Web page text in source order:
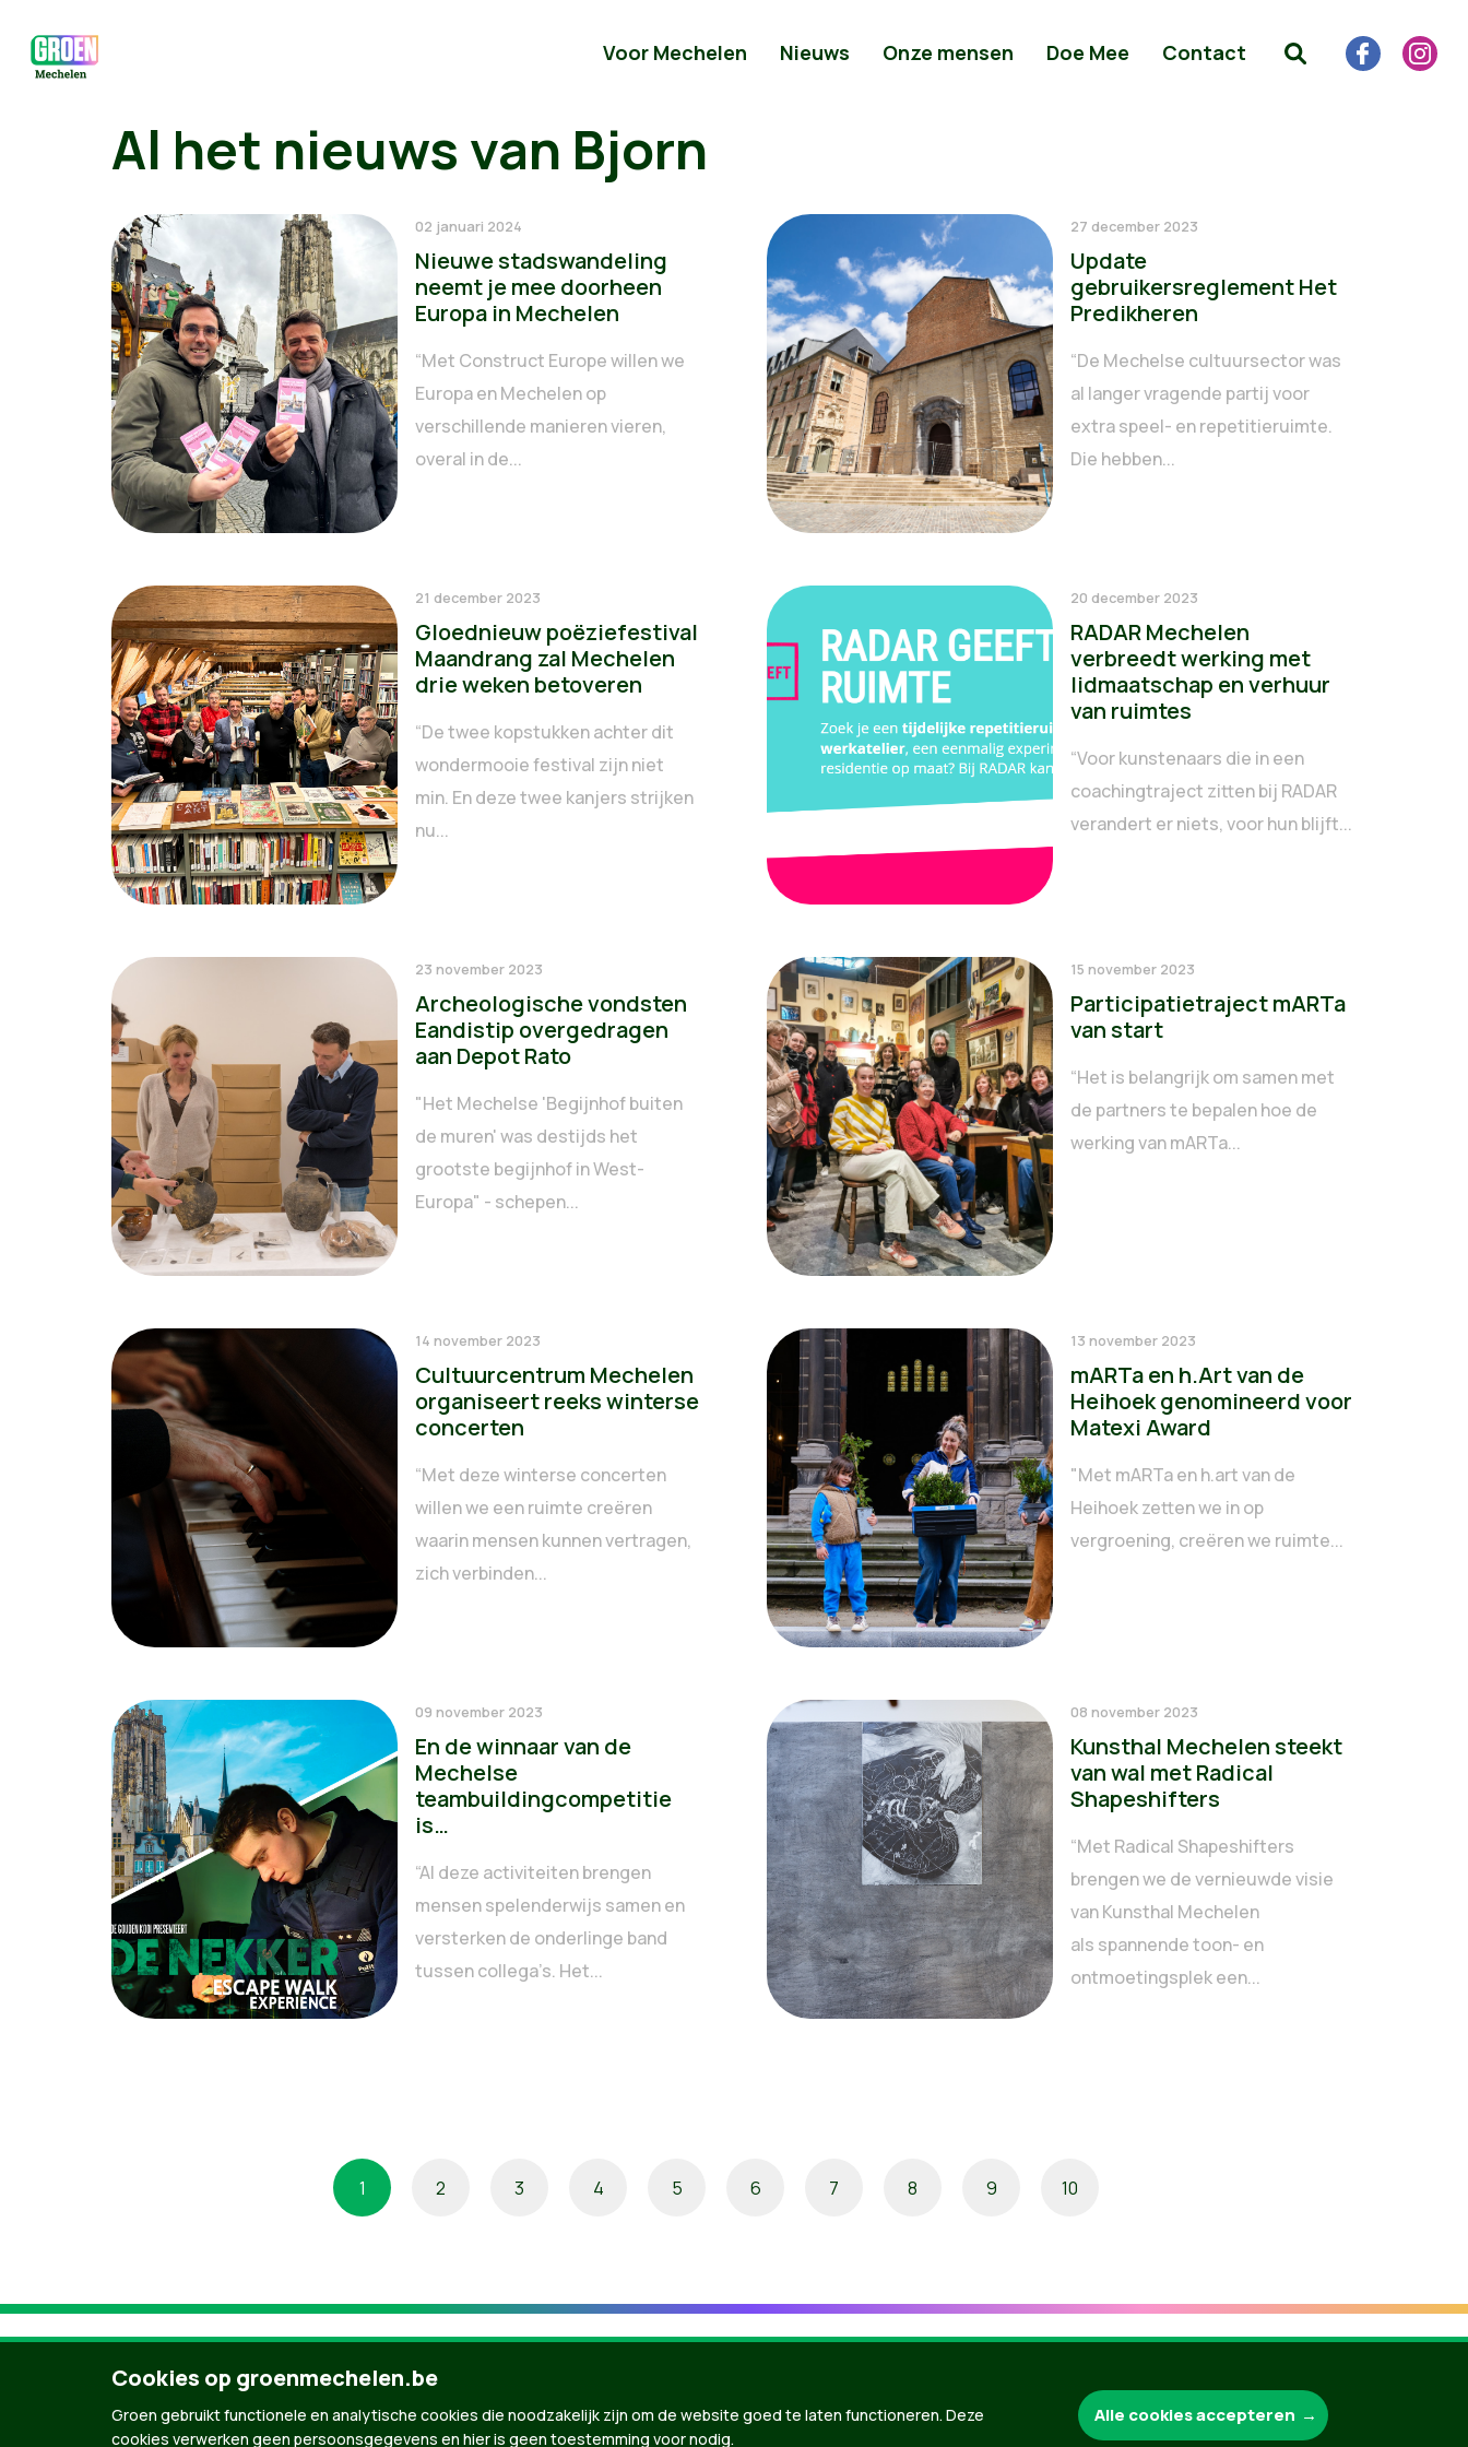
Voor Mechelen Nieuws Onze mensen Doe Mee Contact
Al het nieuws van Bjorn
02 januari 2024
Nieuwe stadswandeling
neemt je mee doorheen
Europa in Mechelen
“Met Construct Europe willen we
Europa en Mechelen op
verschillende manieren vieren,
overal in de...
27 december 2023
Update
gebruikersreglement Het
Predikheren
“De Mechelse cultuursector was
al langer vragende partij voor
extra speel- en repetitieruimte.
Die hebben...
21 december 2023
Gloednieuw poëziefestival
Maandrang zal Mechelen
drie weken betoveren
“De twee kopstukken achter dit
wondermooie festival zijn niet
min. En deze twee kanjers strijken
nu...
20 december 2023
RADAR Mechelen
verbreedt werking met
lidmaatschap en verhuur
van ruimtes
“Voor kunstenaars die in een
coachingtraject zitten bij RADAR
verandert er niets, voor hun blijft...
23 november 2023
Archeologische vondsten
Eandistip overgedragen
aan Depot Rato
"Het Mechelse 'Begijnhof buiten
de muren' was destijds het
grootste begijnhof in West-
Europa" - schepen...
15 november 2023
Participatietraject mARTa
van start
“Het is belangrijk om samen met
de partners te bepalen hoe de
werking van mARTa...
14 november 2023
Cultuurcentrum Mechelen
organiseert reeks winterse
concerten
“Met deze winterse concerten
willen we een ruimte creëren
waarin mensen kunnen vertragen,
zich verbinden...
13 november 2023
mARTa en h.Art van de
Heihoek genomineerd voor
Matexi Award
"Met mARTa en h.art van de
Heihoek zetten we in op
vergroening, creëren we ruimte...
09 november 2023
En de winnaar van de
Mechelse
teambuildingcompetitie
is…
“Al deze activiteiten brengen
mensen spelenderwijs samen en
versterken de onderlinge band
tussen collega’s. Het...
08 november 2023
Kunsthal Mechelen steekt
van wal met Radical
Shapeshifters
“Met Radical Shapeshifters
brengen we de vernieuwde visie
van Kunsthal Mechelen
als spannende toon- en
ontmoetingsplek een...
1 2 3 4 5 6 7 8 9 10
Groen.be
Cookies op groenmechelen.be
Groen gebruikt functionele en analytische cookies die noodzakelijk zijn om de website goed te laten functioneren. Deze
cookies verwerken geen persoonsgegevens en hier is geen toestemming voor nodig.
Alle cookies accepteren